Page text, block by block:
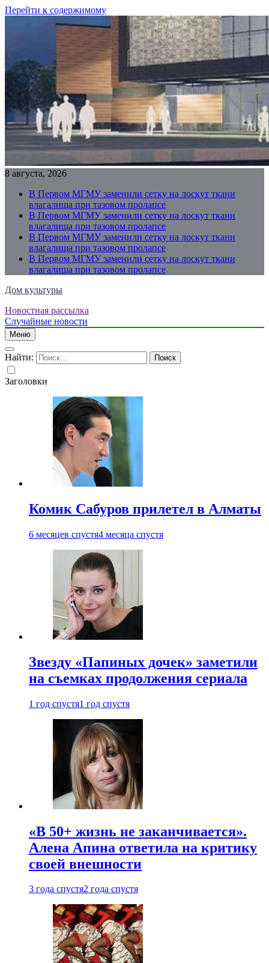
Перейти к содержимому
8 августа, 2026
В Первом МГМУ заменили сетку на лоскут ткани
влагалища при тазовом пролапсе
В Первом МГМУ заменили сетку на лоскут ткани
влагалища при тазовом пролапсе
В Первом МГМУ заменили сетку на лоскут ткани
влагалища при тазовом пролапсе
В Первом МГМУ заменили сетку на лоскут ткани
влагалища при тазовом пролапсе
Дом культуры
Just another WordPress site
Новостная рассылка
Случайные новости
Меню
Найти:
Заголовки
Комик Сабуров прилетел в Алматы
6 месяцев спустя4 месяца спустя
Звезду «Папиных дочек» заметили
на съемках продолжения сериала
1 год спустя1 год спустя
«В 50+ жизнь не заканчивается».
Алена Апина ответила на критику
своей внешности
3 года спустя2 года спустя